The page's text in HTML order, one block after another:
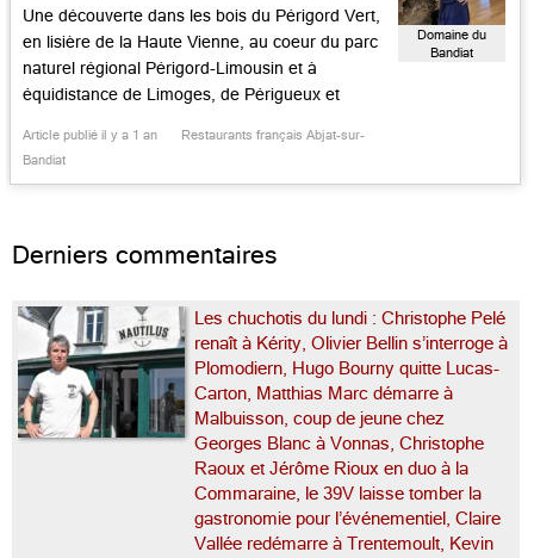
Une découverte dans les bois du Périgord Vert,
en lisière de la Haute Vienne, au coeur du parc
naturel régional Périgord-Limousin et à
équidistance de Limoges, de Périgueux et
la passionnée Elisabeth Schwal, qui vécut
Article publié il y a 1 an
Restaurants français Abjat-sur-
Bandiat
Domaine du
Bandiat
Derniers commentaires
Les chuchotis du lundi : Christophe Pelé
renaît à Kérity, Olivier Bellin s’interroge à
Plomodiern, Hugo Bourny quitte Lucas-
Carton, Matthias Marc démarre à
Malbuisson, coup de jeune chez
Georges Blanc à Vonnas, Christophe
Raoux et Jérôme Rioux en duo à la
Commaraine, le 39V laisse tomber la
gastronomie pour l’événementiel, Claire
Vallée redémarre à Trentemoult, Kevin